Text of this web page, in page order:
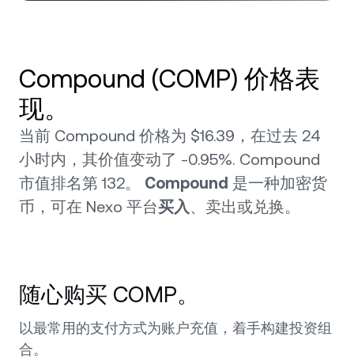
Compound (COMP) 价格表
现。
当前 Compound 价格为 $16.39，在过去 24
小时内，其价值变动了 -0.95%. Compound
市值排名第 132。 Compound 是一种加密货
币，可在 Nexo 平台买入、卖出或兑换。
随心购买 COMP。
以最常用的支付方式为账户充值，着手构建投资组
合。